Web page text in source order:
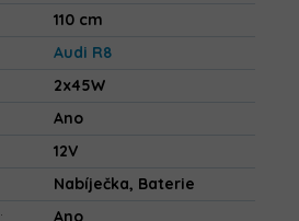
110 cm
Audi R8
2x45W
Ano
12V
Nabíječka, Baterie
:
Ano